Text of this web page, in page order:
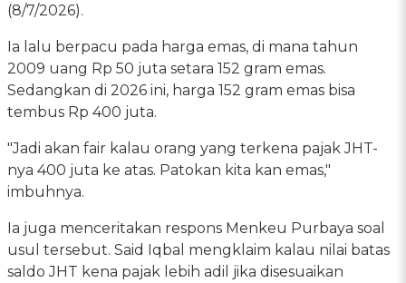
(8/7/2026).
Ia lalu berpacu pada harga emas, di mana tahun
2009 uang Rp 50 juta setara 152 gram emas.
Sedangkan di 2026 ini, harga 152 gram emas bisa
tembus Rp 400 juta.
"Jadi akan fair kalau orang yang terkena pajak JHT-
nya 400 juta ke atas. Patokan kita kan emas,"
imbuhnya.
Ia juga menceritakan respons Menkeu Purbaya soal
usul tersebut. Said Iqbal mengklaim kalau nilai batas
saldo JHT kena pajak lebih adil jika disesuaikan